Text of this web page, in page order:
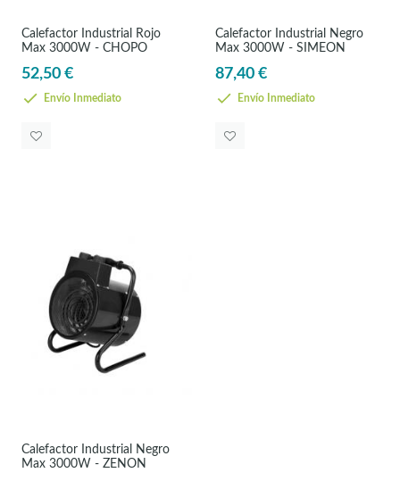
Calefactor Industrial Rojo
Max 3000W - CHOPO
52,50 €
Envío Inmediato
Calefactor Industrial Negro
Max 3000W - SIMEON
87,40 €
Envío Inmediato
Calefactor Industrial Negro
Max 3000W - ZENON